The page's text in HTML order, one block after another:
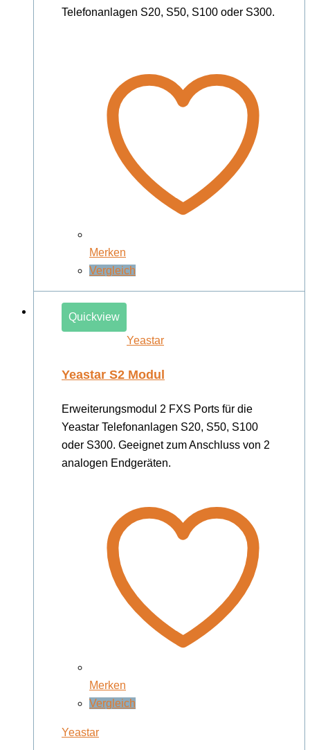
Telefonanlagen S20, S50, S100 oder S300.
Merken
Vergleich
Quickview
Yeastar
Yeastar S2 Modul
Erweiterungsmodul 2 FXS Ports für die
Yeastar Telefonanlagen S20, S50, S100
oder S300. Geeignet zum Anschluss von 2
analogen Endgeräten.
Merken
Vergleich
Yeastar